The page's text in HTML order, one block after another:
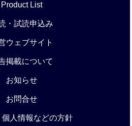
Product List
・試読申込み
ウェブサイト
掲載について
お知らせ
お問合せ
個人情報などの方針